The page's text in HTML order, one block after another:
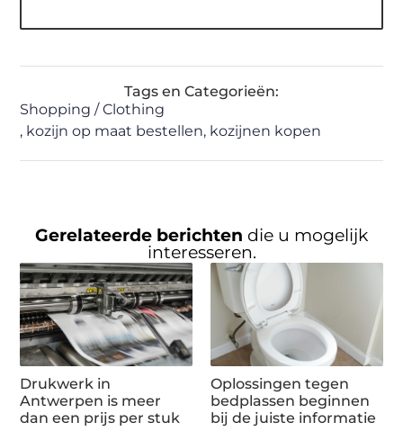
Tags en Categorieën:
Shopping / Clothing
, kozijn op maat bestellen, kozijnen kopen
Gerelateerde berichten die u mogelijk
interesseren.
Drukwerk in
Antwerpen is meer
dan een prijs per stuk
Oplossingen tegen
bedplassen beginnen
bij de juiste informatie